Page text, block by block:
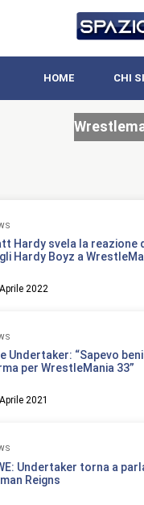
HOME CHI
Hardy svela la reazione
Hardy Boyz a
2022
Undertaker: “Sapevo
per WrestleMania 33”
2021
Undertaker torna a
Reigns